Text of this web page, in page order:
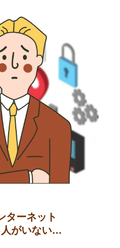
ターネット
がいない…